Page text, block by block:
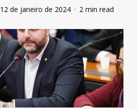
12 de janeiro de 2024 2 min read